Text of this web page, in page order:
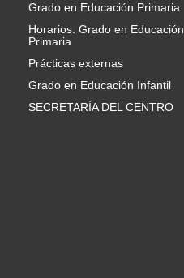
Grado en Educación Primaria
Horarios. Grado en Educación
Primaria
Prácticas externas
Grado en Educación Infantil
SECRETARÍA DEL CENTRO